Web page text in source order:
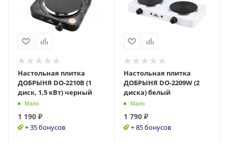
Настольная плитка
ДОБРЫНЯ DO-2210В (1
диск, 1,5 кВт) черный
Мало
1 190 ₽
+ 35 бонусов
Настольная плитка
ДОБРЫНЯ DO-2209W (2
диска) белый
Мало
1 790₽
+ 85 бонусов